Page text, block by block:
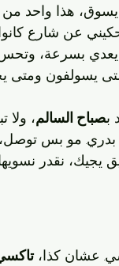
هذا واحد
عن شارع كانوا
يعدي بسرعة،
يسولفون ومتى
بصباح السالم، ولا
مو بس
يجيك، نقدر
عشان كذا،